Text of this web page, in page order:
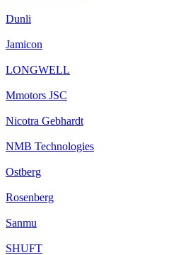
Dunli
Jamicon
LONGWELL
Mmotors JSC
Nicotra Gebhardt
NMB Technologies
Ostberg
Rosenberg
Sanmu
SHUFT